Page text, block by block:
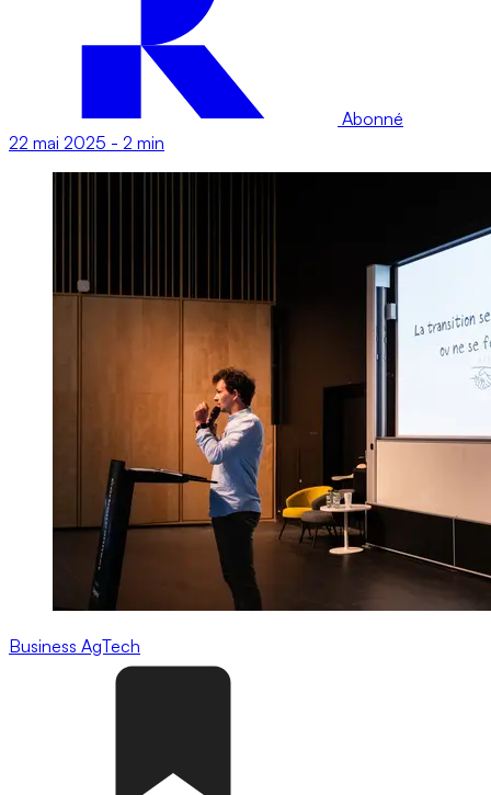
Abonné
22 mai 2025 - 2 min
Business AgTech